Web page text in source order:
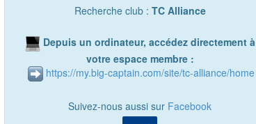
Recherche club : TC Alliance
Depuis un ordinateur, accédez directement à
votre espace membre :
https://my.big-captain.com/site/tc-alliance/home
Suivez-nous aussi sur Facebook